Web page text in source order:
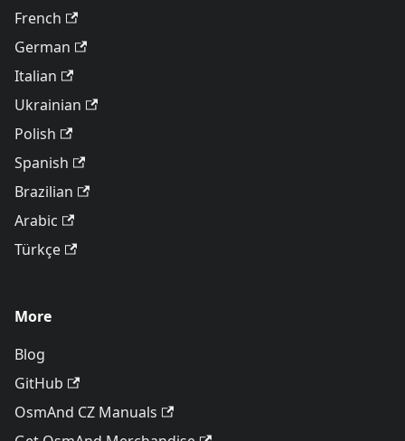
French
German
Italian
Ukrainian
Polish
Spanish
Brazilian
Arabic
Türkçe
More
Blog
GitHub
OsmAnd CZ Manuals